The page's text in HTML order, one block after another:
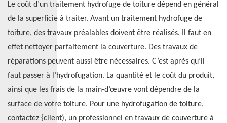
Le coût d’un traitement hydrofuge de toiture dépend en général
de la superficie à traiter. Avant un traitement hydrofuge de
toiture, des travaux préalables doivent être réalisés. Il faut en
effet nettoyer parfaitement la couverture. Des travaux de
réparations peuvent aussi être nécessaires. C’est après qu’il
faut passer à l’hydrofugation. La quantité et le coût du produit,
ainsi que les frais de la main-d’œuvre vont dépendre de la
surface de votre toiture. Pour une hydrofugation de toiture,
contactez {client), un professionnel en travaux de couverture à